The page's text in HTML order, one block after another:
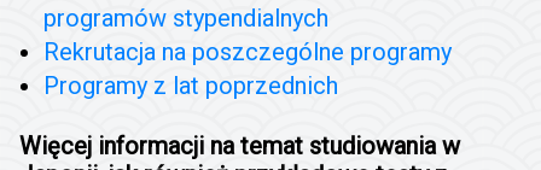
programów stypendialnych
Rekrutacja na poszczególne programy
Programy z lat poprzednich
Więcej informacji na temat studiowania w